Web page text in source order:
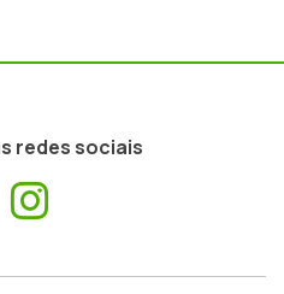
redes sociais
Facebook